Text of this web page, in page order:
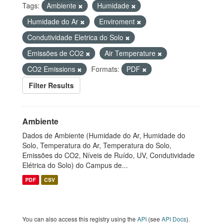
Tags: Ambiente
Humidade
Humidade do Ar
Enviroment
Condutividade Eletrica do Solo
Emissões de CO2
Air Temperature
CO2 Emissions
Formats:
PDF
Filter Results
Ambiente
Dados de Ambiente (Humidade do Ar, Humidade do
Solo, Temperatura do Ar, Temperatura do Solo,
Emissões do CO2, Níveis de Ruído, UV, Condutividade
Elétrica do Solo) do Campus de...
PDF CSV
You can also access this registry using the API (see API Docs).